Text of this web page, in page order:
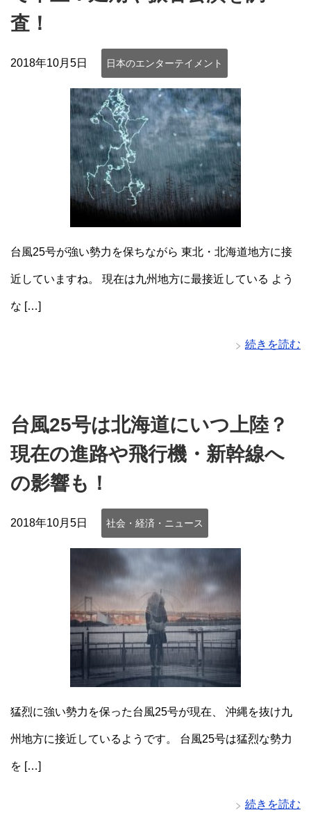
査！
2018年10月5日 日本のエンターテイメント
台風25号が強い勢力を保ちながら 東北・北海道地方に接
近していますね。 現在は九州地方に最接近している よう
な […]
続きを読む
台風25号は北海道にいつ上陸？
現在の進路や飛行機・新幹線へ
の影響も！
2018年10月5日 社会・経済・ニュース
猛烈に強い勢力を保った台風25号が現在、 沖縄を抜け九
州地方に接近しているようです。 台風25号は猛烈な勢力
を […]
続きを読む